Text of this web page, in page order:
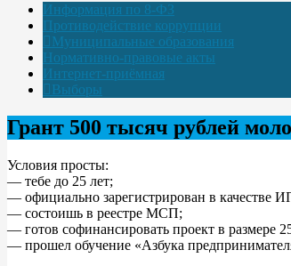
Информация по 8-ФЗ
Противодействие коррупции
Муниципальные образования
Нормативно-правовые акты
Интернет-приёмная
Выборы
Грант 500 тысяч рублей
Условия просты:
— тебе до 25 лет;
— официально зарегистрирован в качестве
— состоишь в реестре МСП;
— готов софинансировать проект в размере
— прошел обучение «Азбука